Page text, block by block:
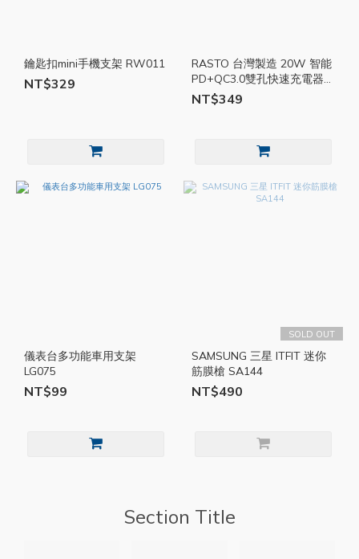
鑰匙扣mini手機支架 RW011
NT$329
RASTO 台灣製造 20W 智能
PD+QC3.0雙孔快速充電器
RB30 EBK018
NT$349
儀表台多功能車用支架
LG075
NT$99
SOLD OUT
SAMSUNG 三星 ITFIT 迷你
筋膜槍 SA144
NT$490
Section Title